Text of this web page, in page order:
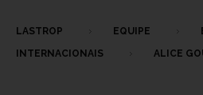
LASTROP EQUIPE
INTERNACIONAIS
ALICE